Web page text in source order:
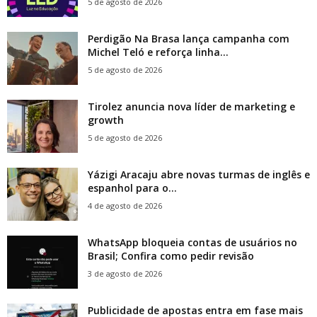
Perdigão Na Brasa lança campanha com
Michel Teló e reforça linha...
5 de agosto de 2026
Tirolez anuncia nova líder de marketing e
growth
5 de agosto de 2026
Yázigi Aracaju abre novas turmas de inglês e
espanhol para o...
4 de agosto de 2026
WhatsApp bloqueia contas de usuários no
Brasil; Confira como pedir revisão
3 de agosto de 2026
Publicidade de apostas entra em fase mais